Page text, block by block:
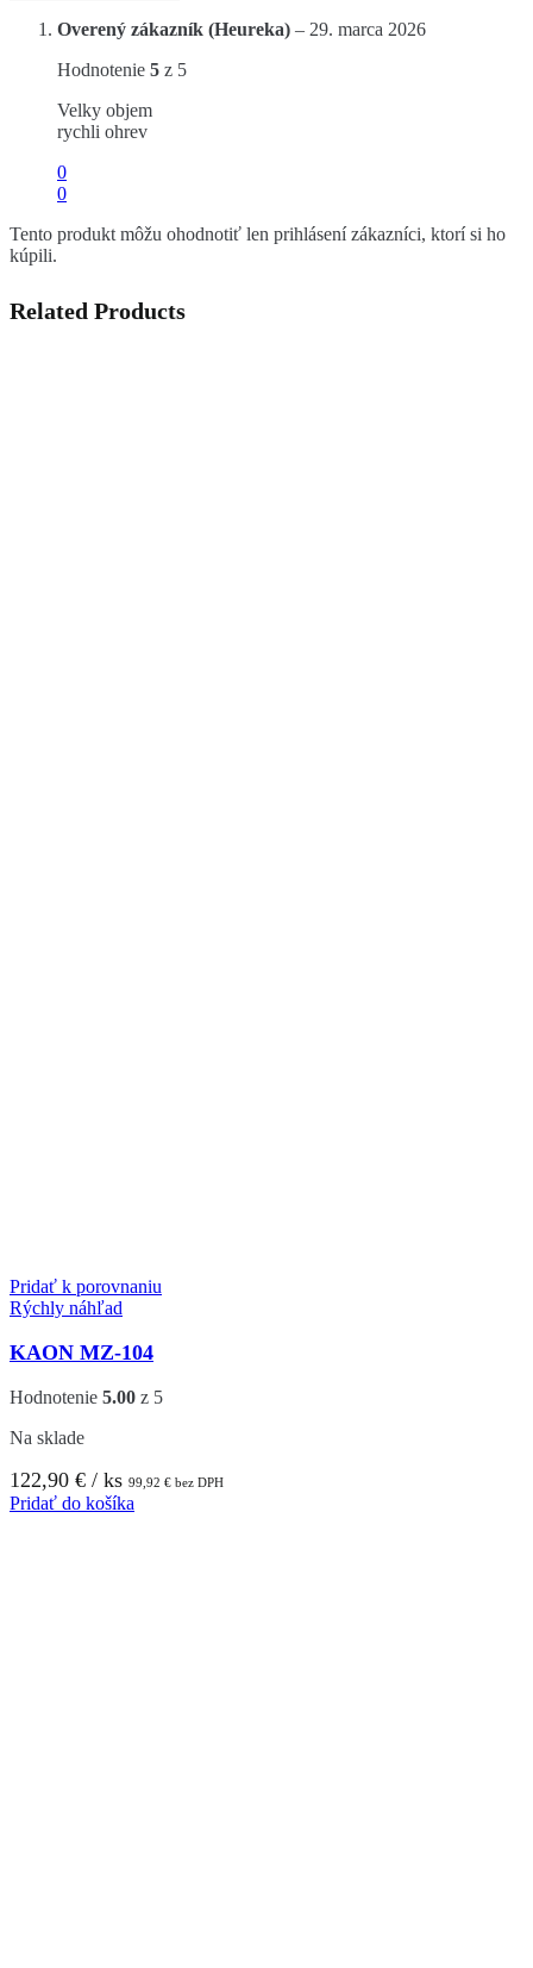
Overený zákazník (Heureka) – 29. marca 2026
Hodnotenie 5 z 5
Velky objem
rychli ohrev
0
0
Tento produkt môžu ohodnotiť len prihlásení zákazníci, ktorí si ho
kúpili.
Related Products
Pridať k porovnaniu
Rýchly náhľad
KAON MZ-104
Hodnotenie 5.00 z 5
Na sklade
122,90 € / ks 99,92 € bez DPH
Pridať do košíka